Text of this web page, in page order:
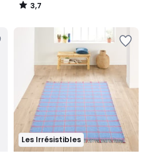
3,7
/
Les Irrésistibles